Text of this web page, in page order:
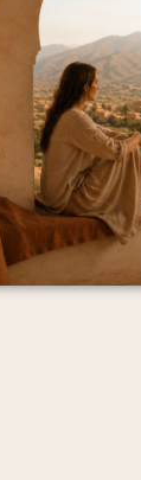
et politique